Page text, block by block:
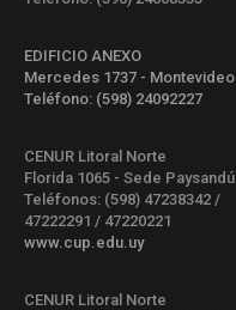
EDIFICIO ANEXO
Mercedes 1737 - Montevideo
Teléfono: (598) 24092227
CENUR Litoral Norte
Florida 1065 - Sede Paysandú
Teléfonos: (598) 47238342 /
47222291 / 47220221
www.cup.edu.uy
CENUR Litoral Norte